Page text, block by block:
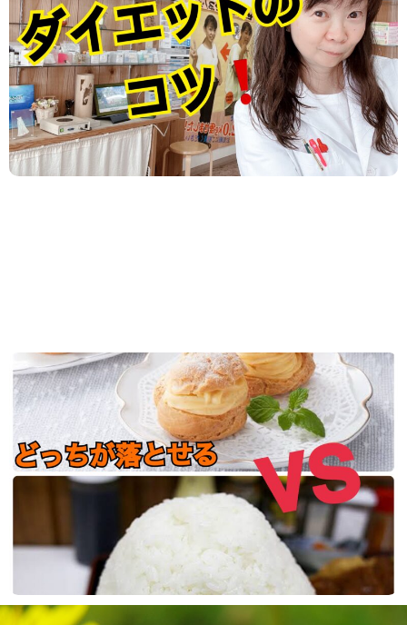
栄養のあるカロリーと 栄養のないカロリー。 どちら
が痩せる？？ もちろん 栄養のあるカロリーですね。
栄養とは 身体を構成し、 機能を維持す...
2024.12.12/お客様の声,新着情報,食事・栄養
気がつくと２ヶ月半で−１０kgでした！！
次は！！
シュークリーム１個より ご飯２合の方が 増えた体重
も落としやすい！！ か〜〜〜〜も！！ 「健康のため
に」 「ラインが出せる服を着たいから」 ...